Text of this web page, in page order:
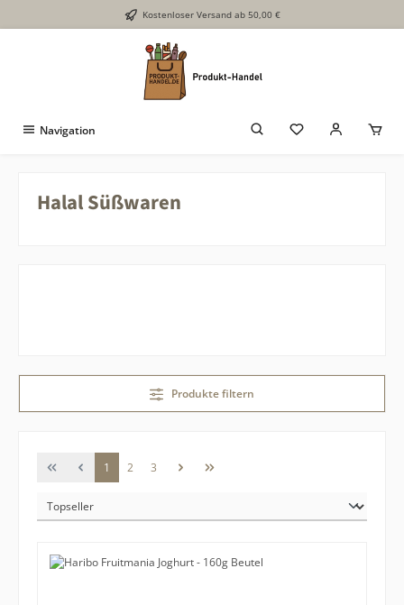
Zum Hauptinhalt springen Kostenloser Versand ab 50,00 €
Navigation
Halal Süßwaren
Produkte filtern
Seite
1 Seite
2 Seite
3